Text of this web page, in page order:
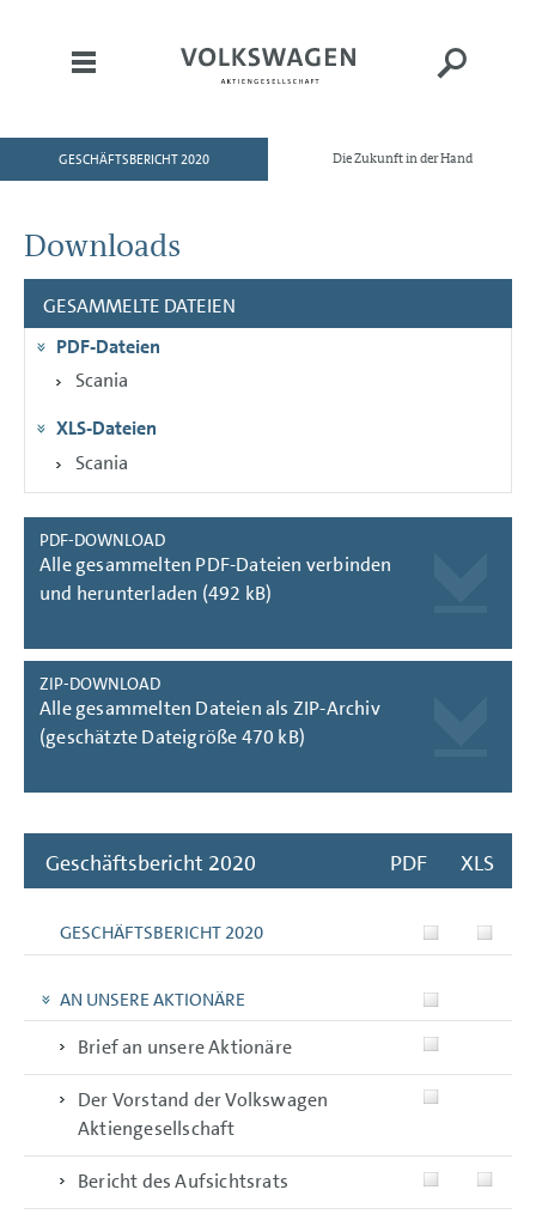
HOME
KONZERNBEREICHE
CORPORATE GOVERNANCE
KONZERNLAGEBERICHT
KONZERNABSCHLUSS
ANHANG
Die Zukunft in der Hand
GESCHÄFTSBERICHT 2020
Downloads
GESAMMELTE DATEIEN
PDF-Dateien
Scania
XLS-Dateien
Scania
PDF-DOWNLOAD
Alle gesammelten PDF-Dateien verbinden
und herunterladen (492 kB)
ZIP-DOWNLOAD
Alle gesammelten Dateien als ZIP-Archiv
(geschätzte Dateigröße 470 kB)
Geschäftsbericht 2020 XLS
PDF
GESCHÄFTSBERICHT 2020
AN UNSERE AKTIONÄRE
Brief an unsere Aktionäre
Der Vorstand der Volkswagen
Aktiengesellschaft
Bericht des Aufsichtsrats